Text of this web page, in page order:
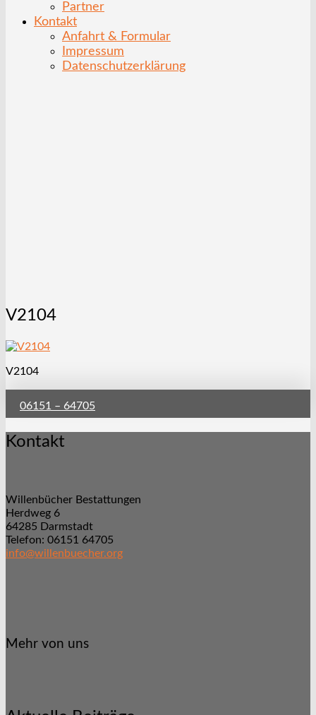
Partner
Kontakt
Anfahrt & Formular
Impressum
Datenschutzerklärung
V2104
V2104
06151 – 64705
Kontakt
Willenbücher Bestattungen
Herdweg 6
64285 Darmstadt
Telefon: 06151 64705
info@willenbuecher.org
Mehr von uns